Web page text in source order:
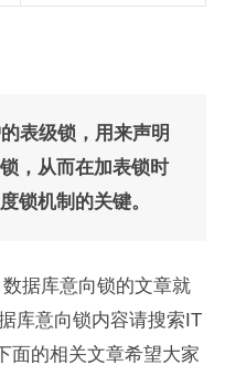
表级锁，用来声明
，从而在加表锁时
锁机制的关键。
据库意向锁的文章就
库意向锁内容请搜索IT
面的相关文章希望大家